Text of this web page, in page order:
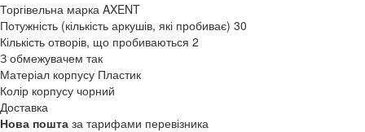
Торгівельна марка AXENT
Потужність (кількість аркушів, які пробиває) 30
Кількість отворів, що пробиваються 2
З обмежувачем так
Матеріал корпусу Пластик
Колір корпусу чорний
Доставка
Нова пошта за тарифами перевізника